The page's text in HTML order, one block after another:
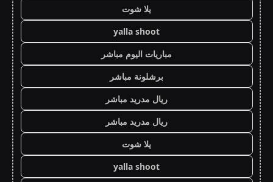
يلا شوت
yalla shoot
مباريات اليوم مباشر
برشلونة مباشر
ريال مدريد مباشر
ريال مدريد مباشر
يلا شوت
yalla shoot